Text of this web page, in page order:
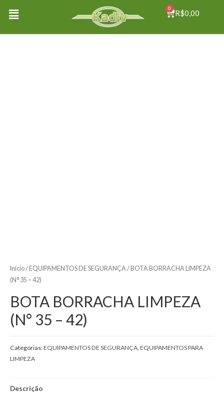
R$0,00
0
Início/ EQUIPAMENTOS DE SEGURANÇA/ BOTA BORRACHA LIMPEZA
(N° 35 – 42)
BOTA BORRACHA LIMPEZA
(N° 35 – 42)
Categorias:EQUIPAMENTOS DE SEGURANÇA EQUIPAMENTOS PARA
LIMPEZA
Descrição